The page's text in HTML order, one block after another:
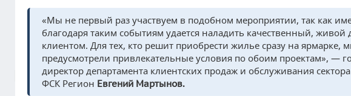
«Мы не первый раз участвуем в подобном мероприятии, так как
благодаря таким событиям удается наладить качественный, живой
клиентом. Для тех, кто решит приобрести жилье сразу на ярмарке,
предусмотрели привлекательные условия по обоим проектам», —
директор департамента клиентских продаж и обслуживания
ФСК Регион Евгений Мартынов.